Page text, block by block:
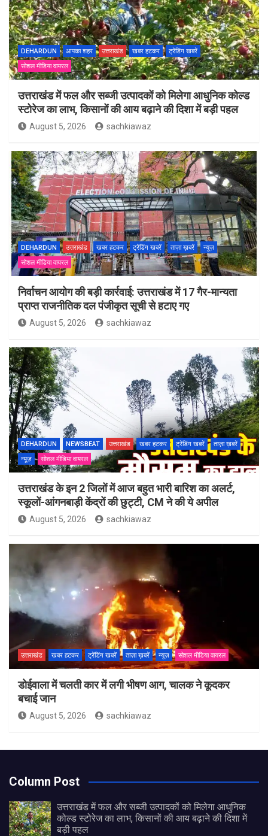
DEHARDUN आपका शहर उत्तराखंड खबर हटकर
ट्रेंडिंग खबरें
सोशल मीडिया वायरल
उत्तराखंड में फल और सब्जी उत्पादकों को मिलेगा आधुनिक कोल्ड
स्टोरेज का लाभ, किसानों की आय बढ़ाने की दिशा में बड़ी पहल
August 5, 2026 sachkiawaz
DEHARDUN उत्तराखंड खबर हटकर ट्रेंडिंग खबरें ताज़ा ख़बरें
न्यूज़
सोशल मीडिया वायरल
निर्वाचन आयोग की बड़ी कार्रवाई: उत्तराखंड में 17 गैर-मान्यता
प्राप्त राजनीतिक दल पंजीकृत सूची से हटाए गए
August 5, 2026 sachkiawaz
DEHARDUN NEWSBEAT उत्तराखंड खबर हटकर ट्रेंडिंग खबरें
ताज़ा ख़बरें
न्यूज़
सोशल मीडिया वायरल
उत्तराखंड के इन 2 जिलों में आज बहुत भारी बारिश का अलर्ट,
स्कूलों-आंगनबाड़ी केंद्रों की छुट्टी, CM ने की ये अपील
August 5, 2026 sachkiawaz
उत्तराखंड खबर हटकर ट्रेंडिंग खबरें ताज़ा ख़बरें न्यूज़ सोशल मीडिया वायरल
डोईवाला में चलती कार में लगी भीषण आग, चालक ने कूदकर
बचाई जान
August 5, 2026 sachkiawaz
Column Post
उत्तराखंड में फल और सब्जी उत्पादकों को मिलेगा आधुनिक
कोल्ड स्टोरेज का लाभ, किसानों की आय बढ़ाने की दिशा में
बड़ी पहल